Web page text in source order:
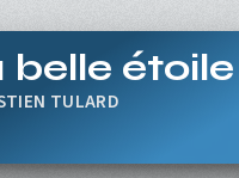
belle étoile
TULARD